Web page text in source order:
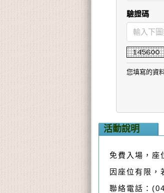
驗證碼
您填寫的資
活動說明
免費入場，座
因座位有限
聯絡電話：